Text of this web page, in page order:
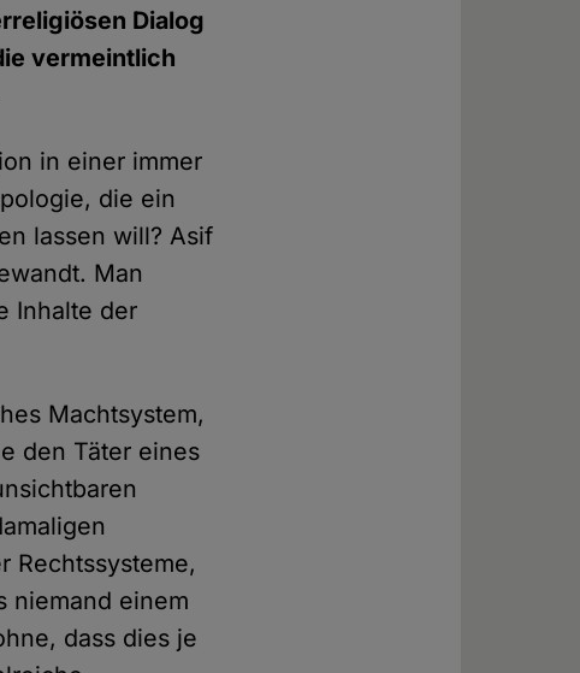
Dialog
vermeintlich
in einer immer
die ein
lassen will? Asif
Man
Inhalte der
Machtsystem,
den Täter eines
Rechtssysteme,
niemand einem
dass dies je